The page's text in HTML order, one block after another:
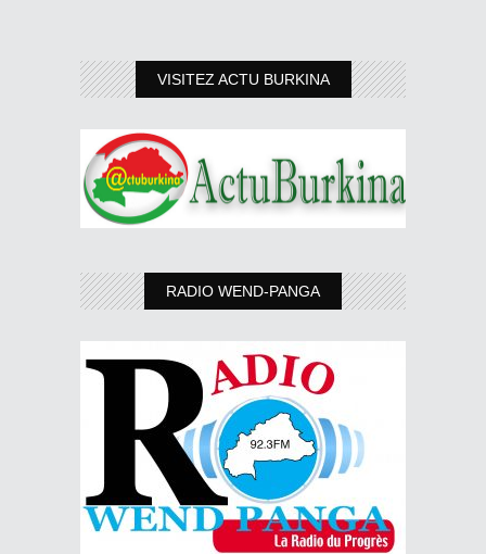
VISITEZ ACTU BURKINA
RADIO WEND-PANGA